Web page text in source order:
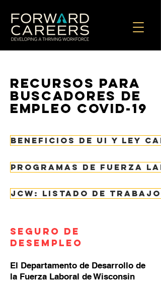
recursos para
buscadores de
empleo covid-19
Beneficios de UI y Ley
Programas de fuerza
JCW: LISTADO DE
seguro de
desempleo
​El Departamento de Desarrollo de
la Fuerza Laboral de Wisconsin